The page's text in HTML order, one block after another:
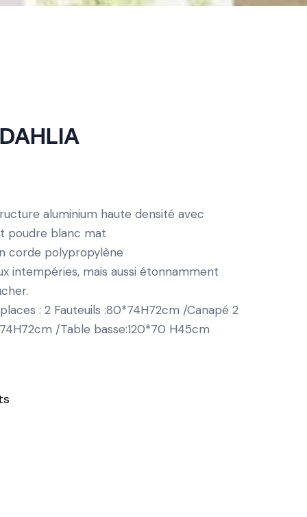
aluminium haute densité avec
poudre blanc mat
corde polypropylène
intempéries, mais aussi étonnamment
: 2 Fauteuils :80*74H72cm /Canapé 2
/Table basse:120*70 H45cm